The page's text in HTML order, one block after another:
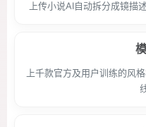
上传小说AI自动拆分成镜描
上千款官方及用户训练的风